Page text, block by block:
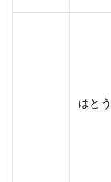
はと